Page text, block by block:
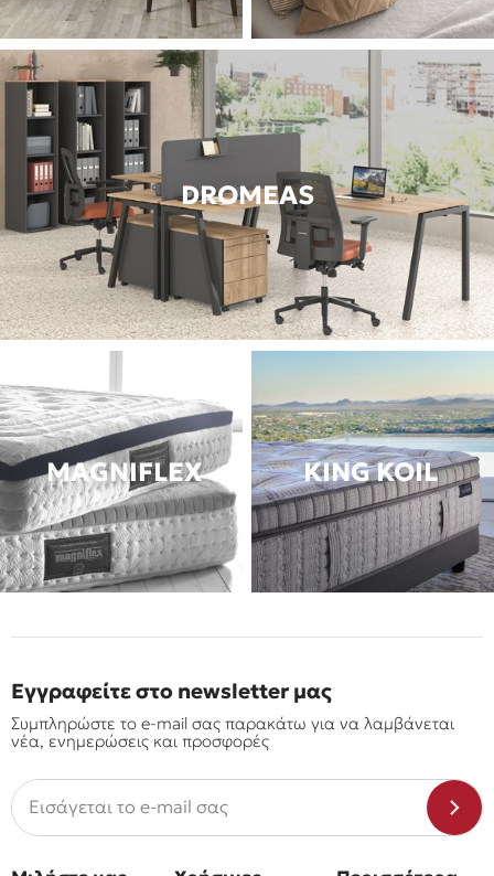
DROMEAS
MAGNIFLEX KING KOIL
Εγγραφείτε στο newsletter μας
Συμπληρώστε το e-mail σας παρακάτω για να λαμβάνεται
νέα, ενημερώσεις και προσφορές